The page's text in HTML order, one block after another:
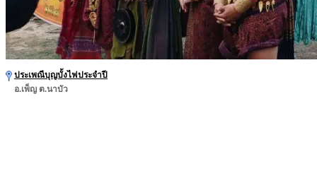
ประเพณีบุญบั้งไฟประจำปี
อ.เพ็ญ ต.นาบัว